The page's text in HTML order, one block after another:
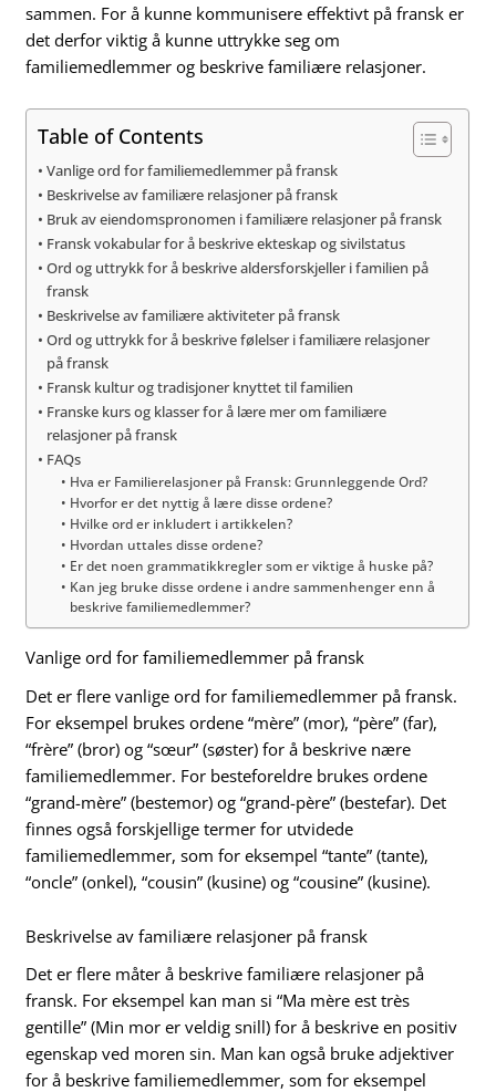
sammen. For å kunne kommunisere effektivt på fransk er
det derfor viktig å kunne uttrykke seg om
familiemedlemmer og beskrive familiære relasjoner.
Table of Contents
Vanlige ord for familiemedlemmer på fransk
Beskrivelse av familiære relasjoner på fransk
Bruk av eiendomspronomen i familiære relasjoner på fransk
Fransk vokabular for å beskrive ekteskap og sivilstatus
Ord og uttrykk for å beskrive aldersforskjeller i familien på
fransk
Beskrivelse av familiære aktiviteter på fransk
Ord og uttrykk for å beskrive følelser i familiære relasjoner
på fransk
Fransk kultur og tradisjoner knyttet til familien
Franske kurs og klasser for å lære mer om familiære
relasjoner på fransk
FAQs
Hva er Familierelasjoner på Fransk: Grunnleggende Ord?
Hvorfor er det nyttig å lære disse ordene?
Hvilke ord er inkludert i artikkelen?
Hvordan uttales disse ordene?
Er det noen grammatikkregler som er viktige å huske på?
Kan jeg bruke disse ordene i andre sammenhenger enn å
beskrive familiemedlemmer?
Vanlige ord for familiemedlemmer på fransk
Det er flere vanlige ord for familiemedlemmer på fransk.
For eksempel brukes ordene “mère” (mor), “père” (far),
“frère” (bror) og “sœur” (søster) for å beskrive nære
familiemedlemmer. For besteforeldre brukes ordene
“grand-mère” (bestemor) og “grand-père” (bestefar). Det
finnes også forskjellige termer for utvidede
familiemedlemmer, som for eksempel “tante” (tante),
“oncle” (onkel), “cousin” (kusine) og “cousine” (kusine).
Beskrivelse av familiære relasjoner på fransk
Det er flere måter å beskrive familiære relasjoner på
fransk. For eksempel kan man si “Ma mère est très
gentille” (Min mor er veldig snill) for å beskrive en positiv
egenskap ved moren sin. Man kan også bruke adjektiver
for å beskrive familiemedlemmer, som for eksempel